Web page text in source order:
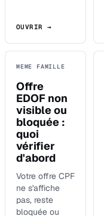
OUVRIR →
MEME FAMILLE
Offre
EDOF non
visible ou
bloquée :
quoi
vérifier
d'abord
Votre offre CPF
ne s'affiche
pas, reste
bloquée ou